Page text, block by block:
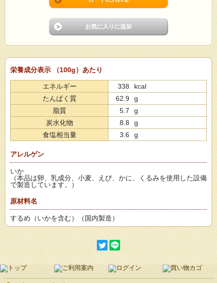
栄養成分表示 （100g）あたり
エネルギー 338
kcal
たんぱく質
62.9
g
脂質
5.7
g
炭水化物
8.8
g
食塩相当量
3.6 g
アレルゲン
いか
（本品は卵、乳成分、小麦、えび、かに、くるみを使用した設備
で製造しています。）
原材料名
するめ（いかを含む）（国内製造）